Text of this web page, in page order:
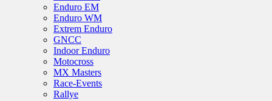
Enduro EM
Enduro WM
Extrem Enduro
GNCC
Indoor Enduro
Motocross
MX Masters
Race-Events
Rallye